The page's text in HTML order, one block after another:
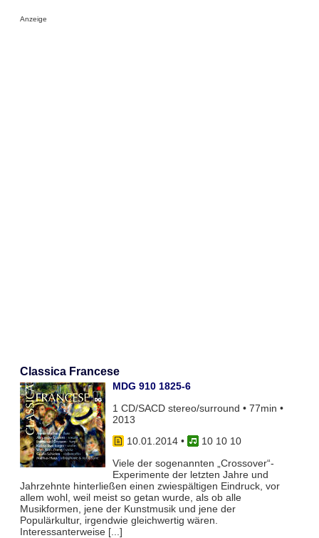
Anzeige
Classica Francese
MDG 910 1825-6
1 CD/SACD stereo/surround • 77min •
2013
10.01.2014•
10 10 10
Viele der sogenannten „Crossover“-
Experimente der letzten Jahre und
Jahrzehnte hinterließen einen zwiespältigen Eindruck, vor
allem wohl, weil meist so getan wurde, als ob alle
Musikformen, jene der Kunstmusik und jene der
Populärkultur, irgendwie gleichwertig wären.
Interessanterweise [...]